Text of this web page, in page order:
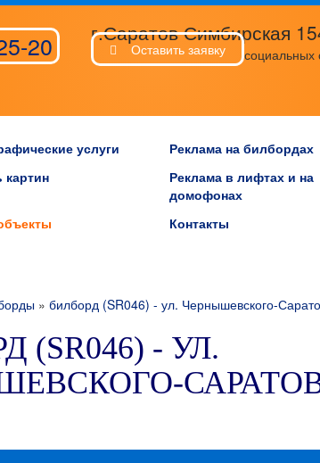
20 г.Саратов Симбирская
Оставить заявку
социальных
услуги Реклама на билбордах
картин
Реклама в лифтах и на
домофонах
Контакты
» билборд (SR046) - ул. Чернышевского-
(SR046) - УЛ.